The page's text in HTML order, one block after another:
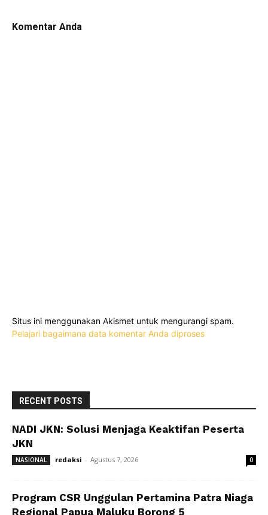
Komentar Anda
Situs ini menggunakan Akismet untuk mengurangi spam.
Pelajari bagaimana data komentar Anda diproses
RECENT POSTS
NADI JKN: Solusi Menjaga Keaktifan Peserta
JKN
NASIONAL redaksi - Agustus 7, 2026 0
Program CSR Unggulan Pertamina Patra Niaga
Regional Papua Maluku Borong 5